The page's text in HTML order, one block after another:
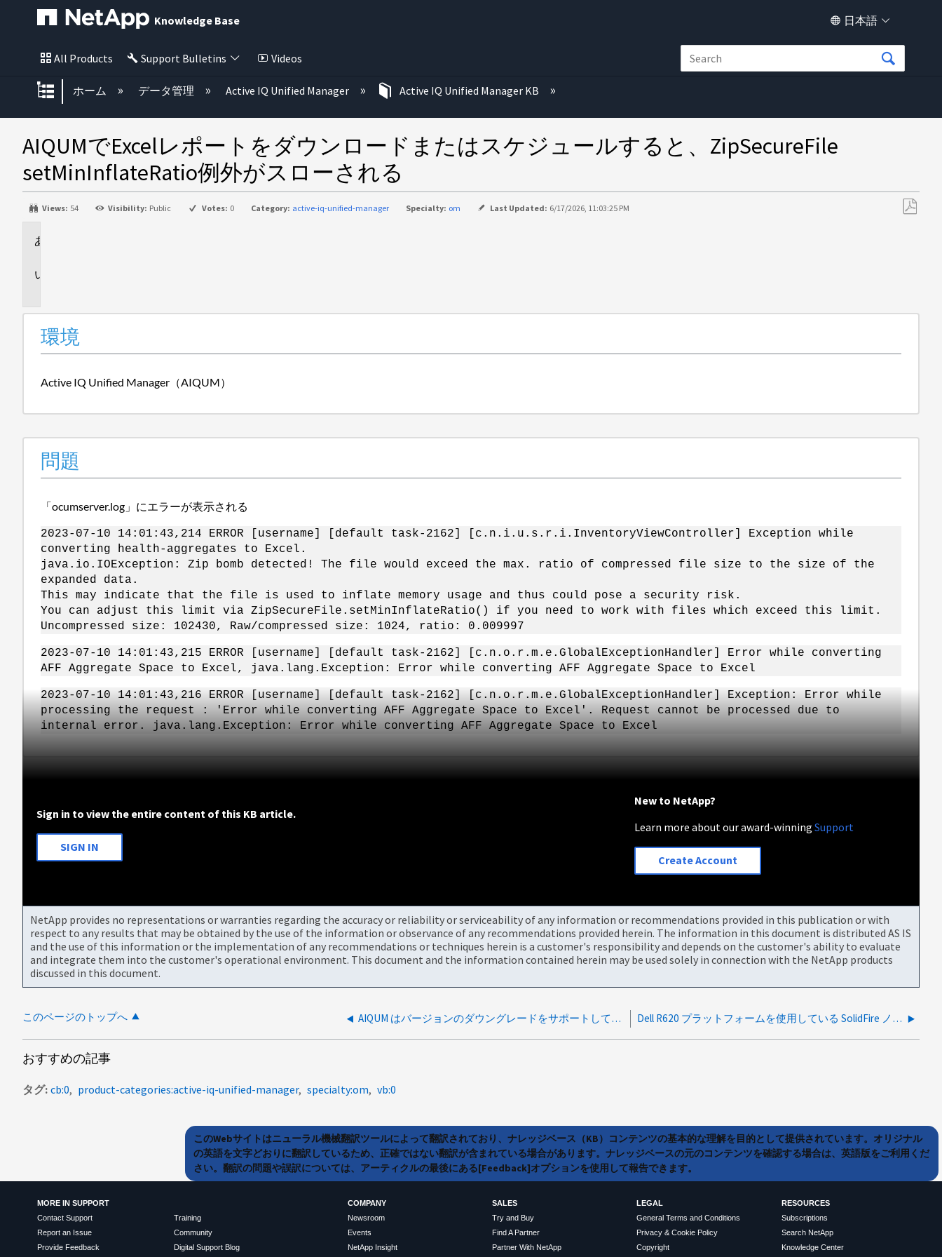
Knowledge Base 日本語
All Products Support Bulletins Videos
グローバル階層を展開/折りたたむ
ホーム データ管理 Active IQ Unified Manager Active IQ Unified Manager KB
AIQUMでExcelレポートをダウンロードまたはスケジュールすると、ZipSecureFile
setMinInflateRatio例外がスローされる
Views: 54 Visibility: Public Votes: 0 Category: active-iq-unified-manager Specialty: om Last Updated: 6/17/2026, 11:03:25 PM
環境
Active IQ Unified Manager（AIQUM）
問題
「ocumserver.log」にエラーが表示される
2023-07-10 14:01:43,214 ERROR [username] [default task-2162] [c.n.i.u.s.r.i.InventoryViewController] Exception while
converting health-aggregates to Excel.
java.io.IOException: Zip bomb detected! The file would exceed the max. ratio of compressed file size to the size of the
expanded data.
This may indicate that the file is used to inflate memory usage and thus could pose a security risk.
You can adjust this limit via ZipSecureFile.setMinInflateRatio() if you need to work with files which exceed this limit.
Uncompressed size: 102430, Raw/compressed size: 1024, ratio: 0.009997
2023-07-10 14:01:43,215 ERROR [username] [default task-2162] [c.n.o.r.m.e.GlobalExceptionHandler] Error while converting
AFF Aggregate Space to Excel, java.lang.Exception: Error while converting AFF Aggregate Space to Excel
2023-07-10 14:01:43,216 ERROR [username] [default task-2162] [c.n.o.r.m.e.GlobalExceptionHandler] Exception: Error while
processing the request : 'Error while converting AFF Aggregate Space to Excel'. Request cannot be processed due to
internal error. java.lang.Exception: Error while converting AFF Aggregate Space to Excel
Sign in to view the entire content of this KB article.
SIGN IN
New to NetApp?
Learn more about our award-winningSupport
Create Account
NetApp provides no representations or warranties regarding the accuracy or reliability or serviceability of any information or recommendations provided in this publication or with
respect to any results that may be obtained by the use of the information or observance of any recommendations provided herein. The information in this document is distributed AS IS
and the use of this information or the implementation of any recommendations or techniques herein is a customer's responsibility and depends on the customer's ability to evaluate
and integrate them into the customer's operational environment. This document and the information contained herein may be used solely in connection with the NetApp products
discussed in this document.
このページのトップへ AIQUM はバージョンのダウングレードをサポートしていますか？ Dell R620 プラットフォームを使用している SolidFire ノードのドライブ LED が暗いまたは暗い
おすすめの記事
タグ cb:0 product-categories:active-iq-unified-manager specialty:om vb:0
このWebサイトはニューラル機械翻訳ツールによって翻訳されており、ナレッジベース（KB）コンテンツの基本的な理解を目的として提供されています。オリジナル
の英語を文字どおりに翻訳しているため、正確ではない翻訳が含まれている場合があります。ナレッジベースの元のコンテンツを確認する場合は、英語版をご利用くだ
さい。翻訳の問題や誤訳については、アーティクルの最後にある[Feedback]オプションを使用して報告できます。
MORE IN SUPPORT
Contact Support
Report an Issue
Provide Feedback
Training
Community
Digital Support Blog
COMPANY
Newsroom
Events
NetApp Insight
SALES
Try and Buy
Find A Partner
Partner With NetApp
LEGAL
General Terms and Conditions
Privacy & Cookie Policy
Copyright
RESOURCES
Subscriptions
Search NetApp
Knowledge Center